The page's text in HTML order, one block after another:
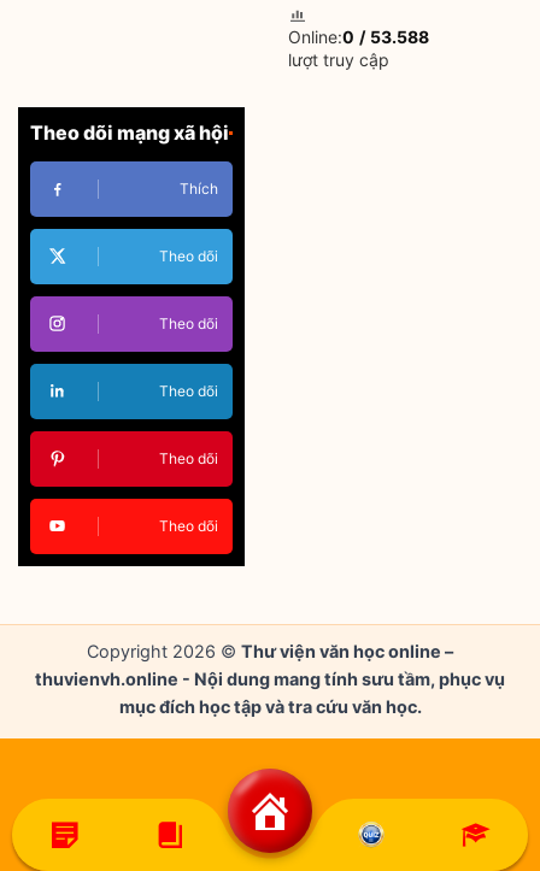
Online:0 / 53.588
lượt truy cập
Theo dõi mạng xã hội
Thích
Theo dõi
Theo dõi
Theo dõi
Theo dõi
Theo dõi
Copyright 2026 © Thư viện văn học online –
thuvienvh.online - Nội dung mang tính sưu tầm, phục vụ
mục đích học tập và tra cứu văn học.